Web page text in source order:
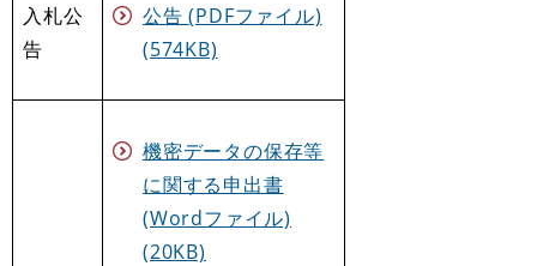
入札公
告
公告 (PDFファイル)
(574KB)
機密データの保存等
に関する申出書
(Wordファイル)
(20KB)